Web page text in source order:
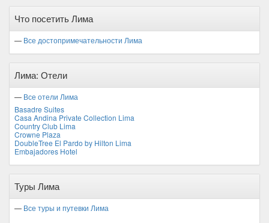
Ноябрь
Что посетить Лима
— Все достопримечательности Лима
Лима: Отели
— Все отели Лима
Basadre Suites
Casa Andina Private Collection Lima
Country Club Lima
Crowne Plaza
DoubleTree El Pardo by Hilton Lima
Embajadores Hotel
Туры Лима
— Все туры и путевки Лима